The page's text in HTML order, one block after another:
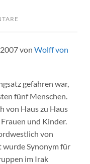
von Wolff von
gefahren war,
fünf Menschen.
von Haus zu Haus
und Kinder.
von
wurde Synonym für
im Irak